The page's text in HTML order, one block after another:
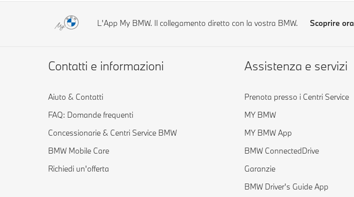
L'App My BMW. Il collegamento diretto con la vostra BMW. Scoprire ora
Contatti e informazioni
Aiuto & Contatti
FAQ: Domande frequenti
Concessionarie & Centri Service BMW
BMW Mobile Care
Richiedi un'offerta
Assistenza e servizi
Prenota presso i Centri Service
MY BMW
MY BMW App
BMW ConnectedDrive
Garanzie
BMW Driver's Guide App